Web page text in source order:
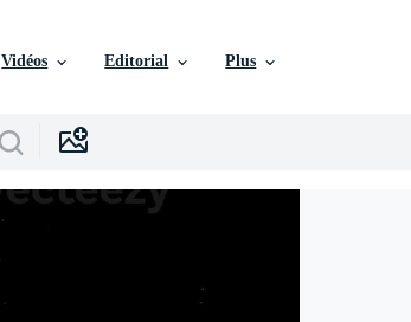
Vidéos Editorial Plus